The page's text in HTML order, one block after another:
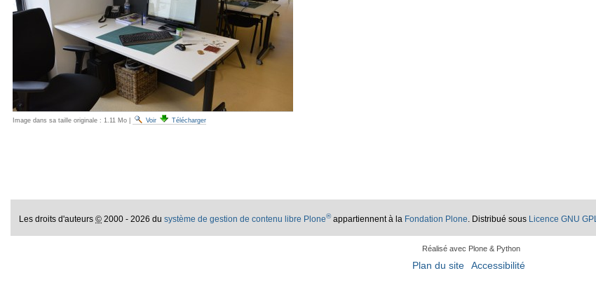
Image dans sa taille originale : 1.11 Mo Voir Télécharger
Les droits d'auteurs© 2000 - 2026 dusystème de gestion de contenu libre Plone®appartiennent à la Fondation Plone . Distribué sous Licence GNU GPL
Réalisé avec Plone & Python
Plan du site Accessibilité